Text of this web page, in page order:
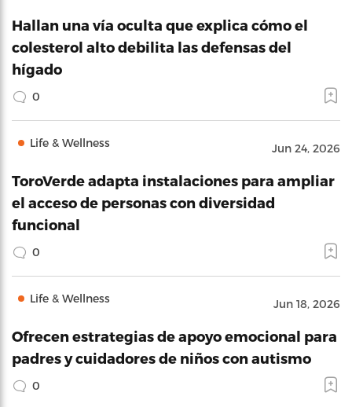
Hallan una vía oculta que explica cómo el
colesterol alto debilita las defensas del
hígado
0
Life & Wellness Jun 24, 2026
ToroVerde adapta instalaciones para ampliar
el acceso de personas con diversidad
funcional
0
Life & Wellness Jun 18, 2026
Ofrecen estrategias de apoyo emocional para
padres y cuidadores de niños con autismo
0